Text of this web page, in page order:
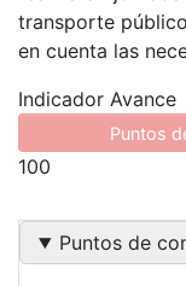
transporte
en cuenta las
Indicador Avance
Puntos
100
Puntos de